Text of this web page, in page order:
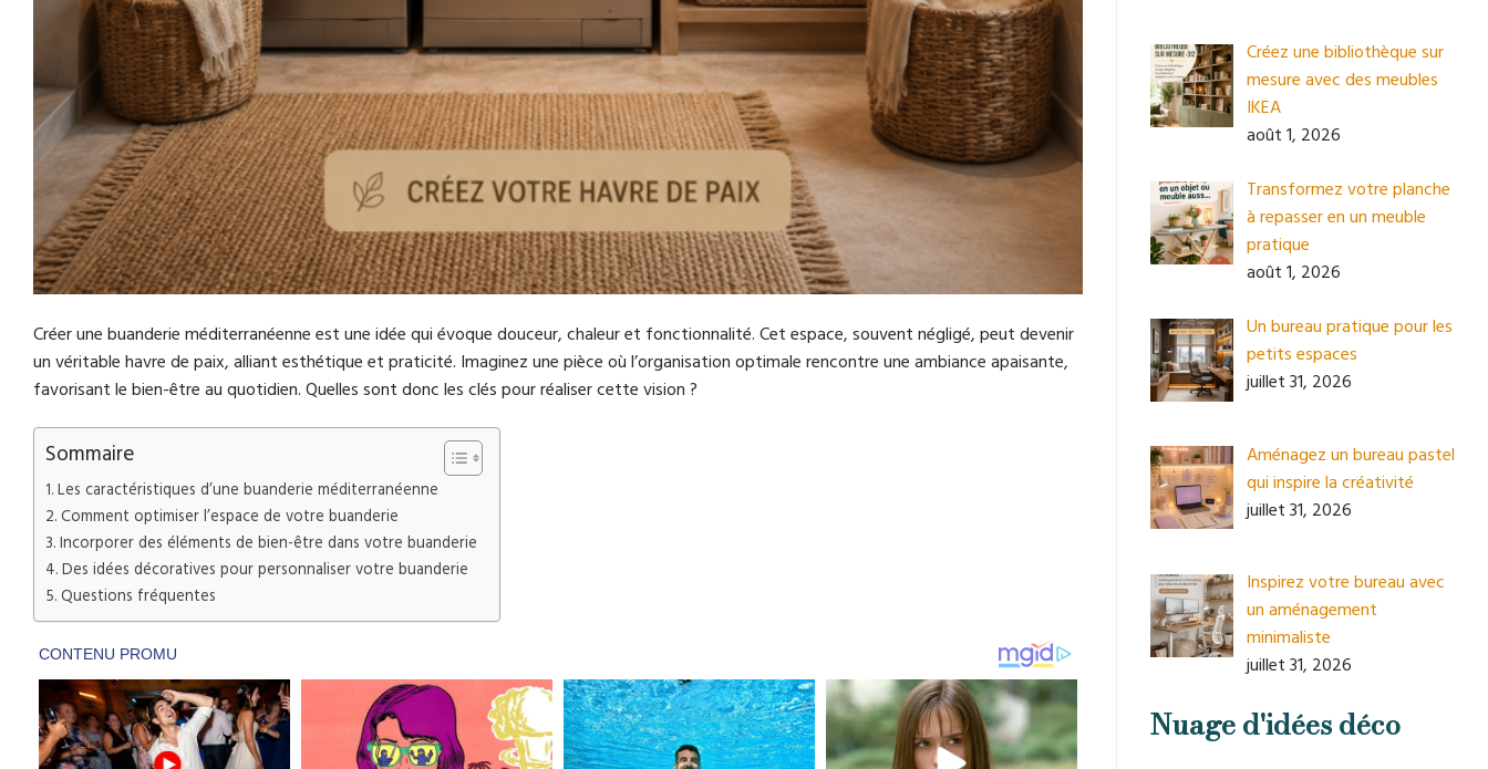
Créer une buanderie méditerranéenne est une idée qui évoque douceur, chaleur et fonctionnalité. Cet espace, souvent négligé, peut devenir
un véritable havre de paix, alliant esthétique et praticité. Imaginez une pièce où l’organisation optimale rencontre une ambiance apaisante,
favorisant le bien-être au quotidien. Quelles sont donc les clés pour réaliser cette vision ?
Sommaire
Les caractéristiques d’une buanderie méditerranéenne
Comment optimiser l’espace de votre buanderie
Incorporer des éléments de bien-être dans votre buanderie
Des idées décoratives pour personnaliser votre buanderie
Questions fréquentes
Créez une bibliothèque sur
mesure avec des meubles
IKEA
août 1, 2026
Transformez votre planche
à repasser en un meuble
pratique
août 1, 2026
Un bureau pratique pour les
petits espaces
juillet 31, 2026
Aménagez un bureau pastel
qui inspire la créativité
juillet 31, 2026
Inspirez votre bureau avec
un aménagement
minimaliste
juillet 31, 2026
Nuage d'idées déco